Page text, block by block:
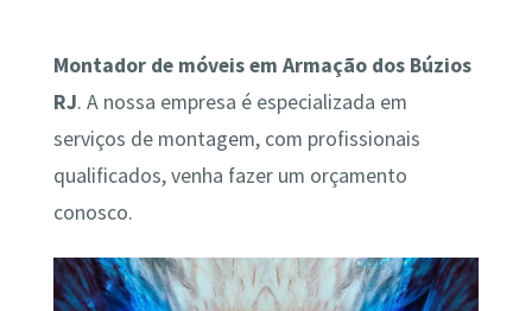
Montador de móveis em Armação dos Búzios
RJ. A nossa empresa é especializada em
serviços de montagem, com profissionais
qualificados, venha fazer um orçamento
conosco.